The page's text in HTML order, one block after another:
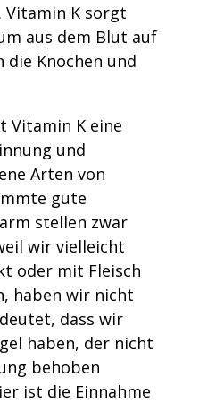
Vitamin K sorgt
aus dem Blut auf
Knochen und
Vitamin K eine
und
Arten von
gute
stellen zwar
wir vielleicht
oder mit Fleisch
haben wir nicht
dass wir
haben, der nicht
behoben
ist die Einnahme